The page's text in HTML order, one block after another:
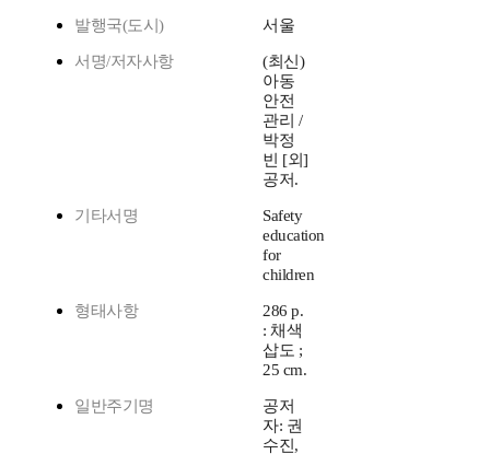
발행국(도시) 서울
서명/저자사항
(최신)
아동
안전
관리 /
박정
빈 [외]
공저.
기타서명
Safety
education
for
children
형태사항
286 p.
: 채색
삽도 ;
25 cm.
일반주기명
공저
자: 권
수진,